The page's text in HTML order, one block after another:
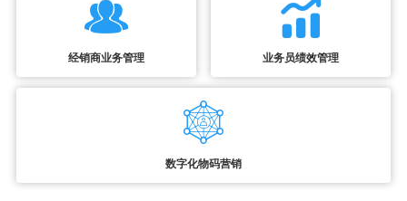
经销商业务管理 业务员绩效管理
数字化物码营销